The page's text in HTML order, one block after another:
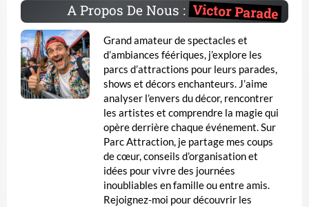
A Propos De Nous :Victor Parade
Grand amateur de spectacles et
d’ambiances féériques, j’explore les
parcs d’attractions pour leurs parades,
shows et décors enchanteurs. J’aime
analyser l’envers du décor, rencontrer
les artistes et comprendre la magie qui
opère derrière chaque événement. Sur
Parc Attraction, je partage mes coups
de cœur, conseils d’organisation et
idées pour vivre des journées
inoubliables en famille ou entre amis.
Rejoignez-moi pour découvrir les